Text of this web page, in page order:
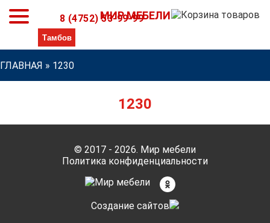
МИР МЕБЕЛИ
8 (4752) 53-99-99
ГЛАВНАЯ » 1230
1230
© 2017 - 2026. Мир мебели
Политика конфиденциальности
Cоздание сайтов